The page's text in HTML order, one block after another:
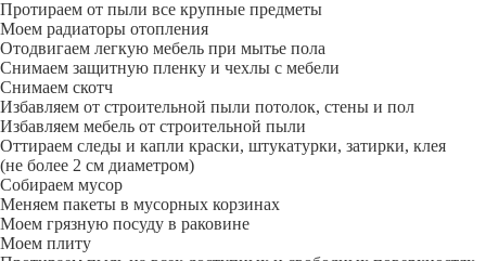
Протираем от пыли все крупные предметы
Моем радиаторы отопления
Отодвигаем легкую мебель при мытье пола
Снимаем защитную пленку и чехлы с мебели
Снимаем скотч
Избавляем от строительной пыли потолок, стены и пол
Избавляем мебель от строительной пыли
Оттираем следы и капли краски, штукатурки, затирки, клея
(не более 2 см диаметром)
Собираем мусор
Меняем пакеты в мусорных корзинах
Моем грязную посуду в раковине
Моем плиту